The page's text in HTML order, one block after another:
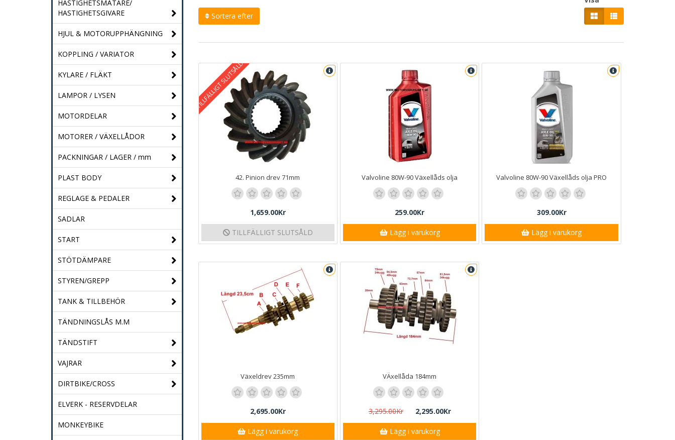
HASTIGHETSMÄTARE/
HASTIGHETSGIVARE
HJUL & MOTORUPPHÄNGNING
KOPPLING / VARIATOR
KYLARE / FLÄKT
LAMPOR / LYSEN
MOTORDELAR
MOTORER / VÄXELLÅDOR
PACKNINGAR / LAGER / mm
PLAST BODY
REGLAGE & PEDALER
SADLAR
START
STÖTDÄMPARE
STYREN/GREPP
TANK & TILLBEHÖR
TÄNDNINGSLÅS M.M
TÄNDSTIFT
VAJRAR
DIRTBIKE/CROSS
ELVERK - RESERVDELAR
MONKEYBIKE
Sortera efter
TILLFÄLLIGT SLUTSÅLD
42. Pinion drev 71mm
1,659.00Kr
TILLFÄLLIGT SLUTSÅLD
Valvoline 80W-90 Växellåds olja
259.00Kr
Lägg i varukorg
Valvoline 80W-90 Växellåds olja PRO
309.00Kr
Lägg i varukorg
Växeldrev 235mm
2,695.00Kr
Lägg i varukorg
VÄxellåda 184mm
3,295.00Kr 2,295.00Kr
Lägg i varukorg